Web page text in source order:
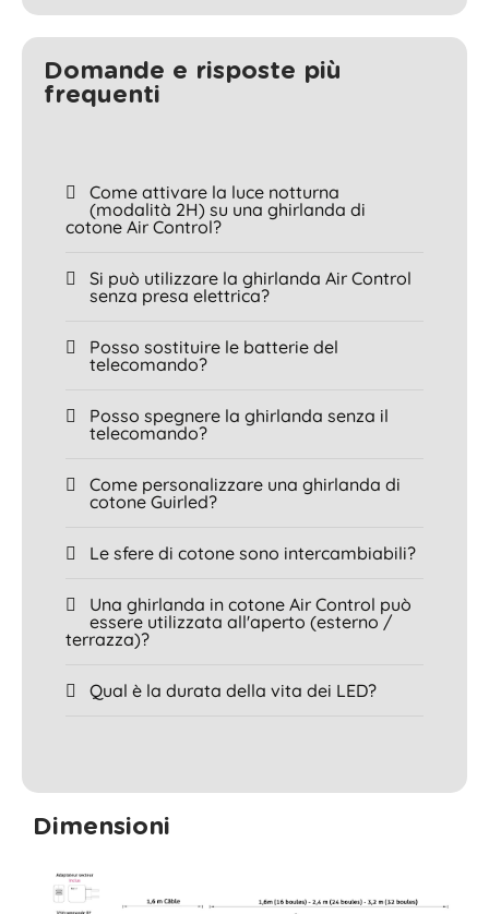
Domande e risposte più
frequenti
Come attivare la luce notturna
(modalità 2H) su una ghirlanda di
cotone Air Control?
Si può utilizzare la ghirlanda Air Control
senza presa elettrica?
Posso sostituire le batterie del
telecomando?
Posso spegnere la ghirlanda senza il
telecomando?
Come personalizzare una ghirlanda di
cotone Guirled?
Le sfere di cotone sono intercambiabili?
Una ghirlanda in cotone Air Control può
essere utilizzata all'aperto (esterno /
terrazza)?
Qual è la durata della vita dei LED?
Dimensioni